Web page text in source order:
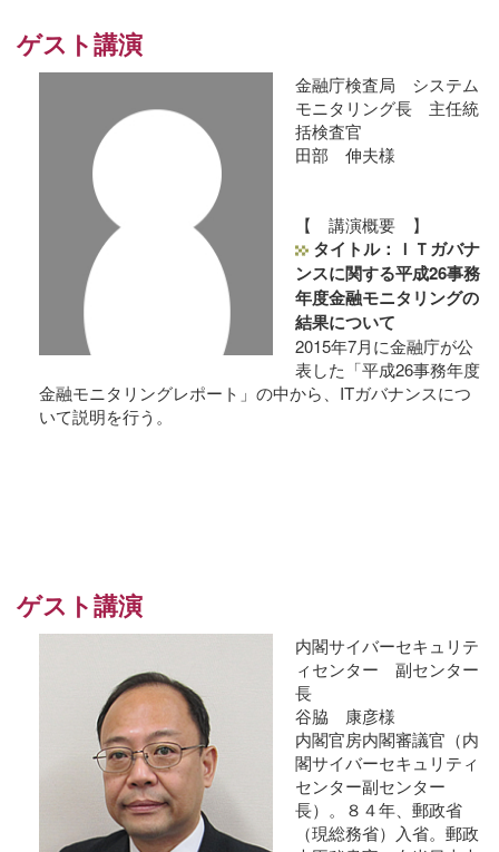
ゲスト講演
金融庁検査局 システム
モニタリング長 主任統
括検査官
田部 伸夫様
【 講演概要 】
タイトル：ＩＴガバナ
ンスに関する平成26事務
年度金融モニタリングの
結果について
2015年7月に金融庁が公
表した「平成26事務年度
金融モニタリングレポート」の中から、ITガバナンスにつ
いて説明を行う。
ゲスト講演
内閣サイバーセキュリテ
ィセンター 副センター
長
谷脇 康彦様
内閣官房内閣審議官（内
閣サイバーセキュリティ
センター副センター
長）。８４年、郵政省
（現総務省）入省。郵政